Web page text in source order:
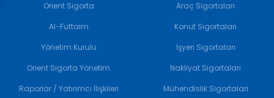
Orient Sigorta
Al-Futtaim
Yönetim Kurulu
Orient Sigorta Yönetim
Raporlar / Yatırımcı İlişkileri
Araç Sigortaları
Konut Sigortaları
İşyeri Sigortaları
Nakliyat Sigortaları
Mühendislik Sigortaları